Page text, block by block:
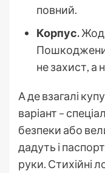
повний.
Корпус.
не захист, а
А де взагалі
варіант –
безпеки або
дадуть і
руки. Стихійні